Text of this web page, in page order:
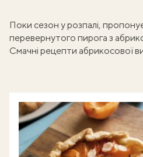
Поки сезон у розпалі,
перевернутого пирога з
Смачні рецепти абрикосової